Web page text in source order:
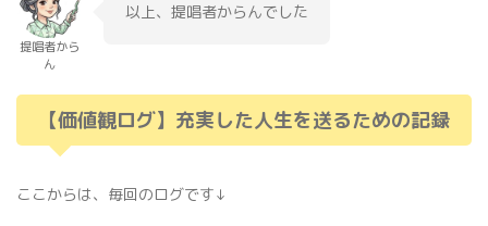
提唱者から
ん
以上、提唱者からんでした
【価値観ログ】充実した人生を送るための記録
ここからは、毎回のログです↓